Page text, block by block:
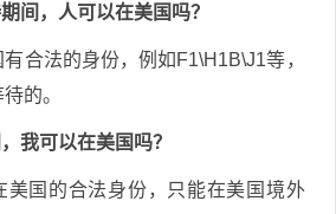
间，人可以在美国吗？
合法的身份，例如F1\H1B\J1等，
的。
我可以在美国吗？
美国的合法身份，只能在美国境外